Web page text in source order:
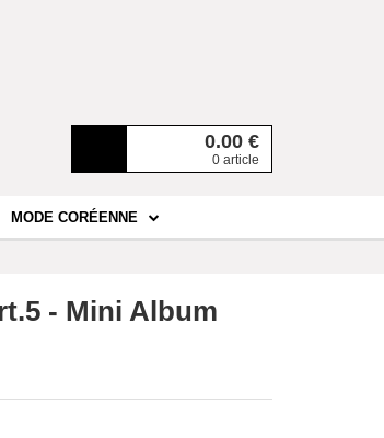
0.00 €
0 article
MODE CORÉENNE
- Mini Album